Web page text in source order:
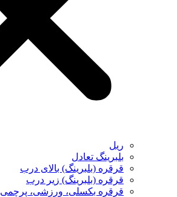
ریل
بلبرینگ تعادل
قرقره (بلبرینگ) بالای درب
قرقره (بلبرینگ) زیر درب
قرقره بکسلی، ورزشی، پرچمی